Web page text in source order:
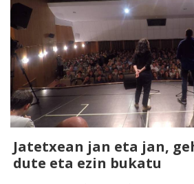
Jatetxean jan eta jan,
dute eta ezin bukatu